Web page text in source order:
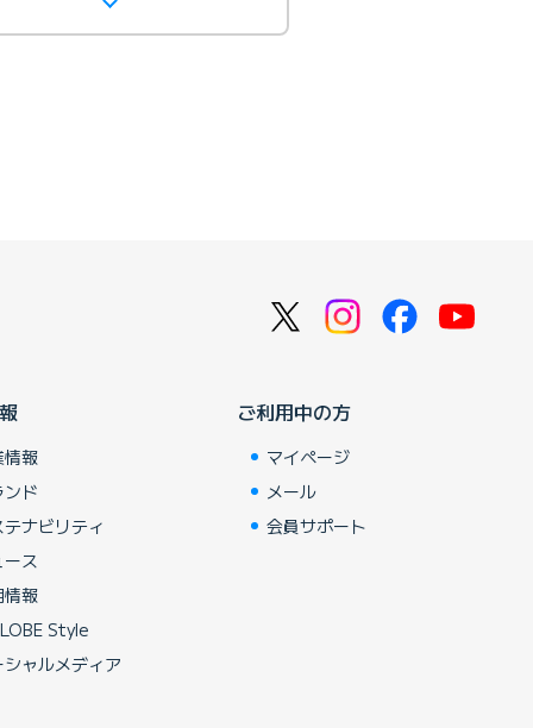
情報
ンド
ナビリティ
ス
情報
Style
シャルメディア
ご利用中の方
マイページ
メール
会員サポート